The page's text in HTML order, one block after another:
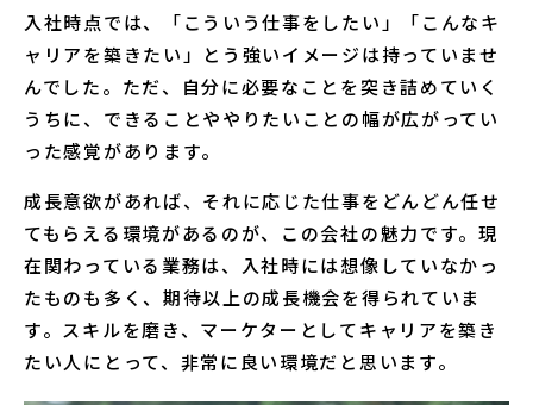
入社時点では、「こういう仕事をしたい」「こんなキ
ャリアを築きたい」とう強いイメージは持っていませ
んでした。ただ、自分に必要なことを突き詰めていく
うちに、できることややりたいことの幅が広がってい
った感覚があります。
成長意欲があれば、それに応じた仕事をどんどん任せ
てもらえる環境があるのが、この会社の魅力です。現
在関わっている業務は、入社時には想像していなかっ
たものも多く、期待以上の成長機会を得られていま
す。スキルを磨き、マーケターとしてキャリアを築き
たい人にとって、非常に良い環境だと思います。